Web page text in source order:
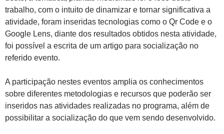
trabalho, com o intuito de dinamizar e tornar significativa a
atividade, foram inseridas tecnologias como o Qr Code e o
Google Lens, diante dos resultados obtidos nesta atividade,
foi possível a escrita de um artigo para socialização no
referido evento.
A participação nestes eventos amplia os conhecimentos
sobre diferentes metodologias e recursos que poderão ser
inseridos nas atividades realizadas no programa, além de
possibilitar a socialização do que vem sendo desenvolvido.